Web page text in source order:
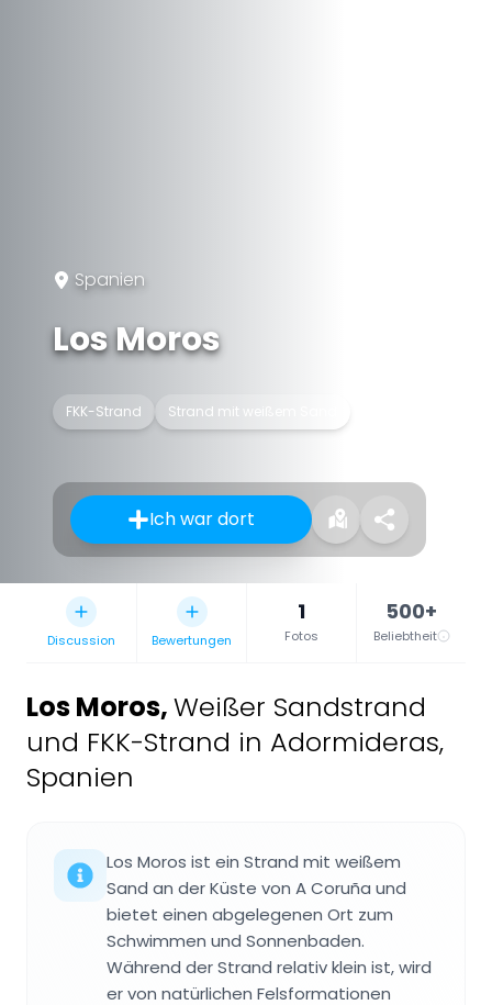
Spanien
Los Moros
FKK-Strand Strand mit weißem Sand
Ich war dort
Discussion Bewertungen
1
Fotos
500+
Beliebtheit
Los Moros,Weißer Sandstrand
und FKK-Strand in Adormideras,
Spanien
Los Moros ist ein Strand mit weißem
Sand an der Küste von A Coruña und
bietet einen abgelegenen Ort zum
Schwimmen und Sonnenbaden.
Während der Strand relativ klein ist, wird
er von natürlichen Felsformationen